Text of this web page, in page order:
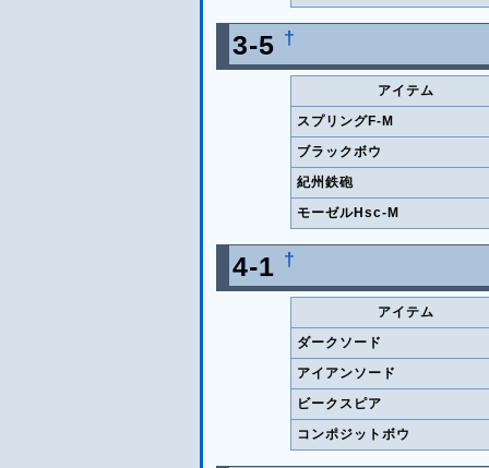
3-5 †
アイテム
スプリングF-M
ブラックボウ
紀州鉄砲
モーゼルHsc-M
4-1 †
アイテム
ダークソード
アイアンソード
ビークスピア
コンポジットボウ